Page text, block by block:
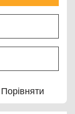
Порівняти